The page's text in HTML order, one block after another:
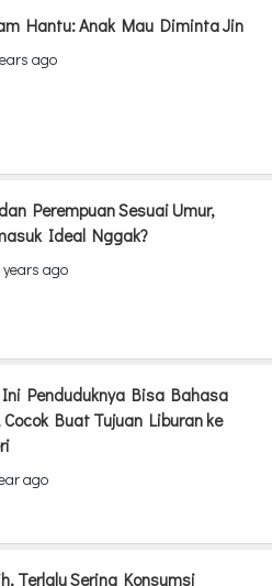
Hantu: Anak Mau Diminta Jin
ago
Perempuan Sesuai Umur,
Ideal Nggak?
years ago
Penduduknya Bisa Bahasa
Buat Tujuan Liburan ke
ago
Terlalu Sering Konsumsi